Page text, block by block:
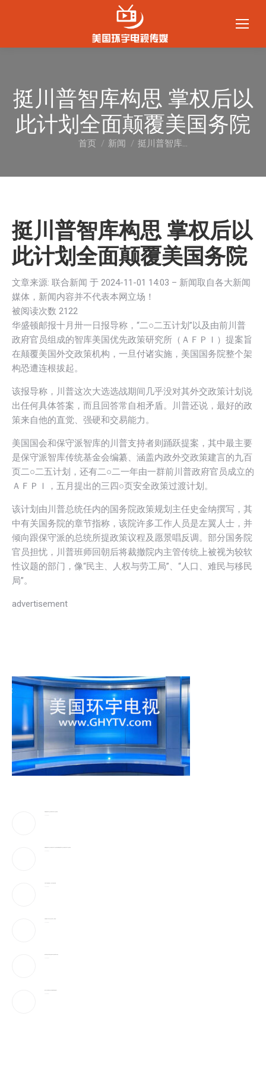
挺川普智库构思 掌权后以
此计划全面颠覆美国务院
您在这里：
首页 新闻 挺川普智库…
挺川普智库构思 掌权后以
此计划全面颠覆美国务院
文章来源: 联合新闻 于 2024-11-01 14:03 – 新闻取自各大新闻
媒体，新闻内容并不代表本网立场！
被阅读次数 2122
华盛顿邮报十月卅一日报导称，“二○二五计划”以及由前川普
政府官员组成的智库美国优先政策研究所（ＡＦＰＩ）提案旨
在颠覆美国外交政策机构，一旦付诸实施，美国国务院整个架
构恐遭连根拔起。
该报导称，川普这次大选选战期间几乎没对其外交政策计划说
出任何具体答案，而且回答常自相矛盾。川普还说，最好的政
策来自他的直觉、强硬和交易能力。
美国国会和保守派智库的川普支持者则踊跃提案，其中最主要
是保守派智库传统基金会编纂、涵盖内政外交政策建言的九百
页二○二五计划，还有二○二一年由一群前川普政府官员成立的
ＡＦＰＩ，五月提出的三四○页安全政策过渡计划。
该计划由川普总统任内的国务院政策规划主任史金纳撰写，其
中有关国务院的章节指称，该院许多工作人员是左翼人士，并
倾向跟保守派的总统所提政策议程及愿景唱反调。部分国务院
官员担忧，川普班师回朝后将裁撤院内主管传统上被视为较软
性议题的部门，像“民主、人权与劳工局”、“人口、难民与移民
局”。
advertisement